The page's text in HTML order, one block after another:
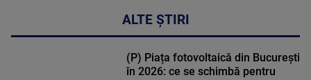
ALTE ȘTIRI
(P) Piața fotovoltaică din București
în 2026: ce se schimbă pentru